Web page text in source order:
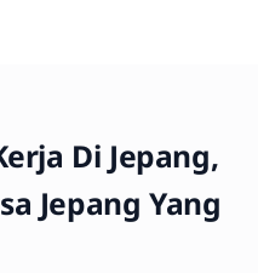
Di Jepang,
Jepang Yang